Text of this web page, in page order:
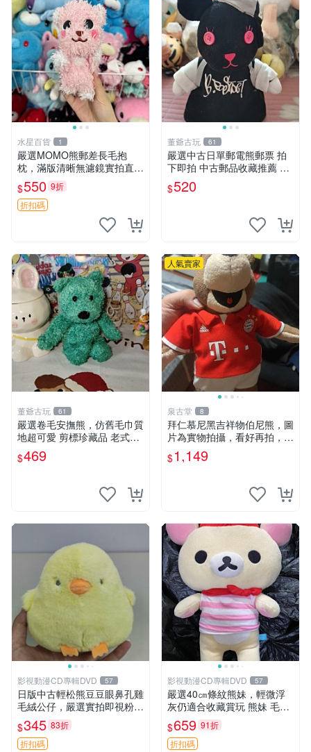
水星百貨 1
嚴選MOMO熊郵差長毛抱
枕，滿版清晰無濾鏡實拍直
銷。每周新品到貨，不容錯
過！ 郵差熊 長毛 抱枕
$550 9折
折扣碼
董爺古玩 61
嚴選中古日單郵電熊郵票 拍
下即拍 中古郵品收藏推薦 郵
票 郵電熊 日本
$520
董爺古玩 61
嚴選卷毛安撫熊，仿舊毛巾質
地超可愛 剪標珍藏品 老式毛
巾質地 安撫熊 款式
$469
人氣賣家
泉古堂 8
拜仁慕尼黑吉祥物伯尼熊，圖
片為實物拍攝，看好再拍，不
退不換-187978
$1,149
影視動漫CD專輯DVD 57
日版中古輕松熊豆豆眼鼻孔雞
毛絨公仔，嚴選實拍即視粉絲
必買 公仔紙箱氣泡膜精心包
裝快速發貨 輕松熊 公仔 雞毛
絨
$345 83折
折扣碼
影視動漫CD專輯DVD 57
嚴選40㎝條紋熊妹，輕微浮
灰仍適合收藏賞玩 熊妹 毛絨
玩具 浮雕熊
$659 91折
折扣碼